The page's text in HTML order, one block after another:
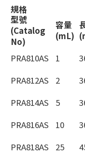
規格
型號
(Catalog
No)
容量
(mL)
PRA810AS
1
PRA812AS
2
PRA814AS
5
PRA816AS
10
PRA818AS
25